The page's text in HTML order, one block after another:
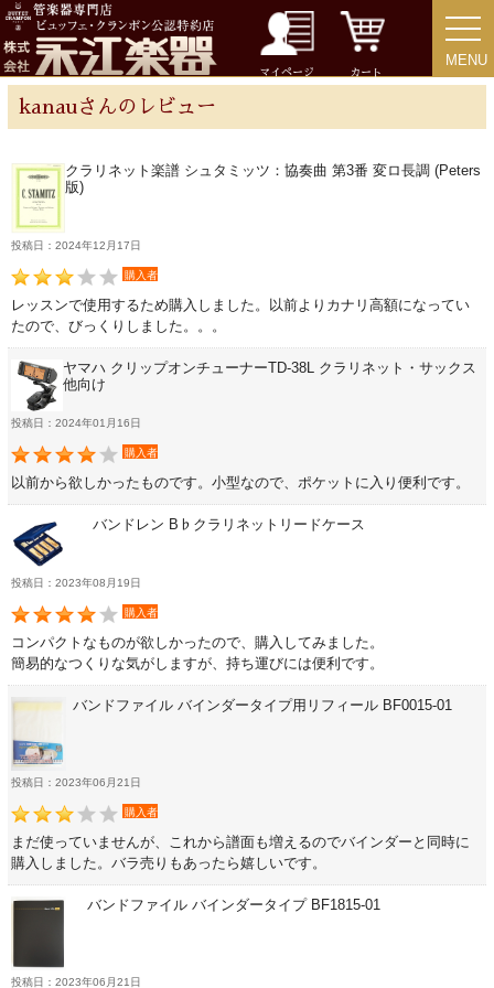
マイページ カート
MENU
MENU
kanauさんのレビュー
クラリネット楽譜 シュタミッツ：協奏曲 第3番 変ロ長調 (Peters
版)
投稿日：2024年12月17日
購入者
レッスンで使用するため購入しました。以前よりカナリ高額になってい
たので、びっくりしました。。。
ヤマハ クリップオンチューナーTD-38L クラリネット・サックス
他向け
投稿日：2024年01月16日
購入者
以前から欲しかったものです。小型なので、ポケットに入り便利です。
バンドレン B♭クラリネットリードケース
投稿日：2023年08月19日
購入者
コンパクトなものが欲しかったので、購入してみました。
簡易的なつくりな気がしますが、持ち運びには便利です。
バンドファイル バインダータイプ用リフィール BF0015-01
投稿日：2023年06月21日
購入者
まだ使っていませんが、これから譜面も増えるのでバインダーと同時に
購入しました。バラ売りもあったら嬉しいです。
バンドファイル バインダータイプ BF1815-01
投稿日：2023年06月21日
ストラップ
ミュート
楽器ケース＆ケースカバー
楽器スタンド
お手入れ用品・パーツ
チューナー・メトロノーム
音楽教本
CD
中古・アウトレット